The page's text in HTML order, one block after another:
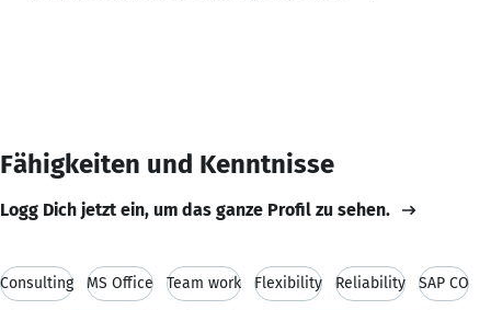
Fähigkeiten und Kenntnisse
Logg Dich jetzt ein, um das ganze Profil zu sehen.
Consulting MS Office Team work Flexibility Reliability SAP CO